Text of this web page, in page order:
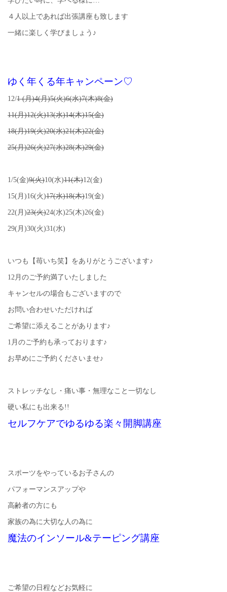
４人以上であれば出張講座も致します
一緒に楽しく学びましょう♪
ゆく年くる年キャンペーン♡
12/1 (月)4(月)5(火)6(水)7(木)8(金)
11(月)12(火)13(水)14(木)15(金)
18(月)19(火)20(水)21(木)22(金)
25(月)26(火)27(水)28(木)29(金)
1/5(金)9(火)10(水)11(木)12(金)
15(月)16(火)17(水)18(木)19(金)
22(月)23(火)24(水)25(木)26(金)
29(月)30(火)31(水)
いつも【苺いち笑】をありがとうございます♪
12月のご予約満了いたしました
キャンセルの場合もございますので
お問い合わせいただければ
ご希望に添えることがあります♪
1月のご予約も承っております♪
お早めにご予約くださいませ♪
ストレッチなし・痛い事・無理なこと一切なし
硬い私にも出来る!!
セルフケアでゆるゆる楽々開脚講座
スポーツをやっているお子さんの
パフォーマンスアップや
高齢者の方にも
家族の為に大切な人の為に
魔法のインソール&テーピング講座
ご希望の日程などお気軽に